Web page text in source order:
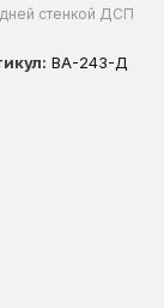
стенкой ДСП
ВА-243-Д